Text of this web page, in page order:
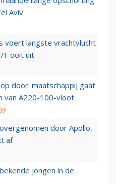
Aviv
voert langste vrachtvlucht
ooit uit
door: maatschappij gaat
van A220-100-vloot
door Apollo,
af
jongen in de